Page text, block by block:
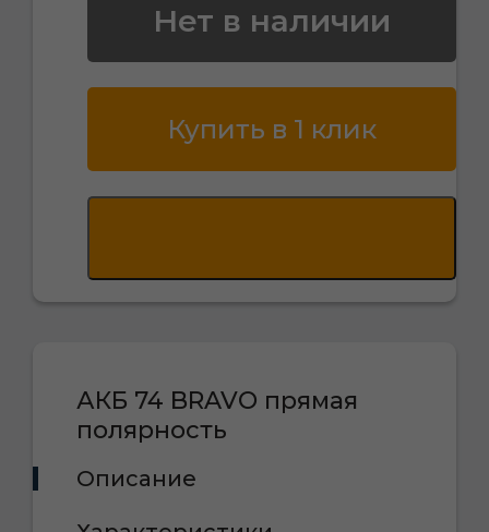
Нет в наличии
Купить в 1 клик
АКБ 74 BRAVO прямая
полярность
Описание